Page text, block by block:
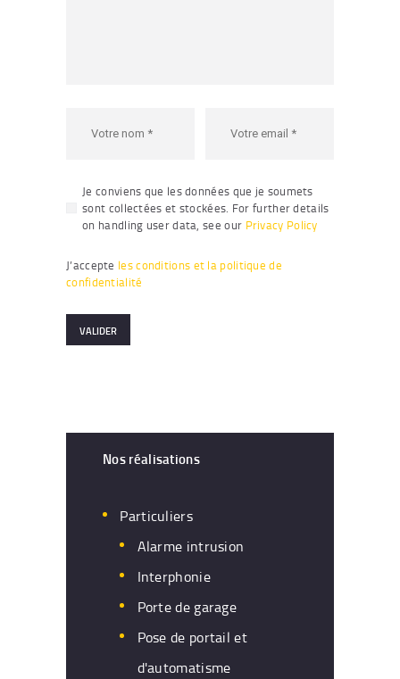
Je conviens que les données que je soumets
sont collectées et stockées. For further details
on handling user data, see our Privacy Policy
J’accepte les conditions et la politique de
confidentialité
Nos réalisations
Particuliers
Alarme intrusion
Interphonie
Porte de garage
Pose de portail et
d'automatisme